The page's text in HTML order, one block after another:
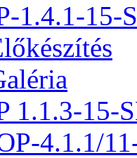
1.4.1-15-
1.1.3-15-
4.1.1/